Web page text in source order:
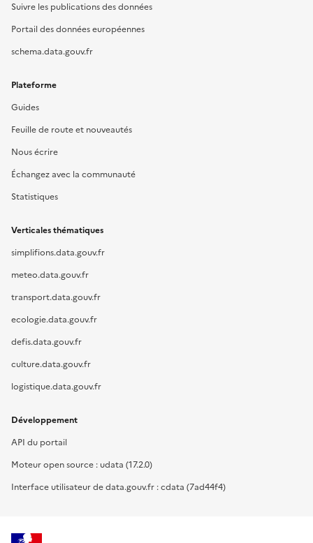
Suivre les publications des données
Portail des données européennes
schema.data.gouv.fr
Plateforme
Guides
Feuille de route et nouveautés
Nous écrire
Échangez avec la communauté
Statistiques
Verticales thématiques
simplifions.data.gouv.fr
meteo.data.gouv.fr
transport.data.gouv.fr
ecologie.data.gouv.fr
defis.data.gouv.fr
culture.data.gouv.fr
logistique.data.gouv.fr
Développement
API du portail
Moteur open source : udata (17.2.0)
Interface utilisateur de data.gouv.fr : cdata (7ad44f4)